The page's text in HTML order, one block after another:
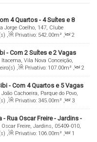
4 Quartos - 4 Suítes e 8
Jorge Coelho, 147, Clube
Paulo, São Paulo, Brasil
, Privativo: 542.00m² ,
2
.00m² , 8 Vaga(s) ,
Útil:
- Com 2 Suítes e 2 Vagas
Itacema, Vila Nova Conceição,
Paulo, Brasil
, Privativo: 107.00m² ,
2
.00m² , 2 Vaga(s) ,
Útil:
- Com 4 Quartos e 5 Vagas
João Cachoeira, Parque do Povo,
Paulo, Brasil
, Privativo: 345.00m² ,
3
.00m² , 5 Vaga(s) ,
Útil:
Rua Oscar Freire - Jardins -
Oscar Freire, Jardins, 05409-010,
, Privativo: 106.00m² ,
1